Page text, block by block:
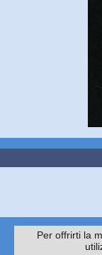
Per offrirti la